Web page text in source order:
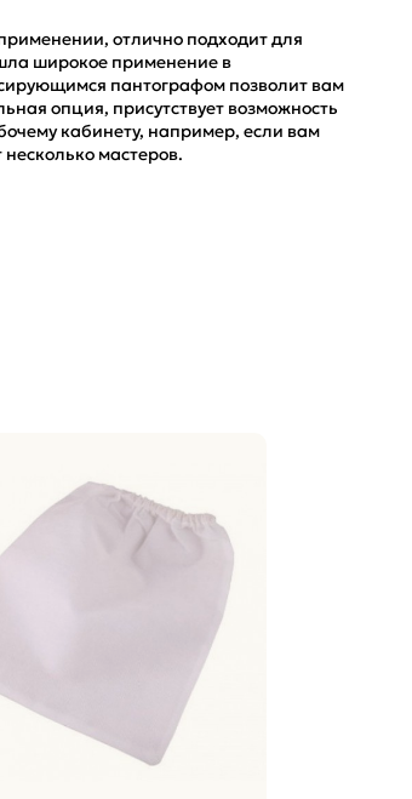
отлично подходит для
широкое применение в
пантографом позволит вам
опция, присутствует возможность
кабинету, например, если вам
мастеров.